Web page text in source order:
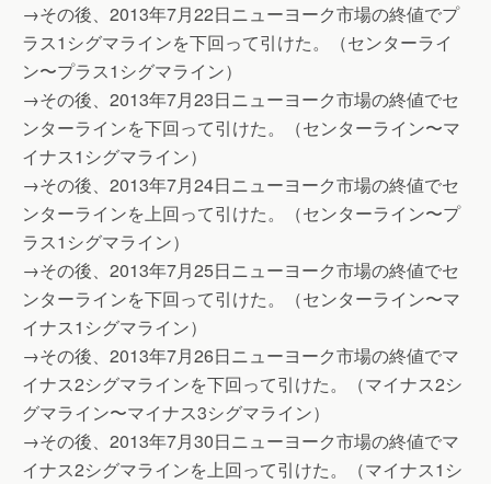
→その後、2013年7月22日ニューヨーク市場の終値でプ
ラス1シグマラインを下回って引けた。（センターライ
ン〜プラス1シグマライン）
→その後、2013年7月23日ニューヨーク市場の終値でセ
ンターラインを下回って引けた。（センターライン〜マ
イナス1シグマライン）
→その後、2013年7月24日ニューヨーク市場の終値でセ
ンターラインを上回って引けた。（センターライン〜プ
ラス1シグマライン）
→その後、2013年7月25日ニューヨーク市場の終値でセ
ンターラインを下回って引けた。（センターライン〜マ
イナス1シグマライン）
→その後、2013年7月26日ニューヨーク市場の終値でマ
イナス2シグマラインを下回って引けた。（マイナス2シ
グマライン〜マイナス3シグマライン）
→その後、2013年7月30日ニューヨーク市場の終値でマ
イナス2シグマラインを上回って引けた。（マイナス1シ